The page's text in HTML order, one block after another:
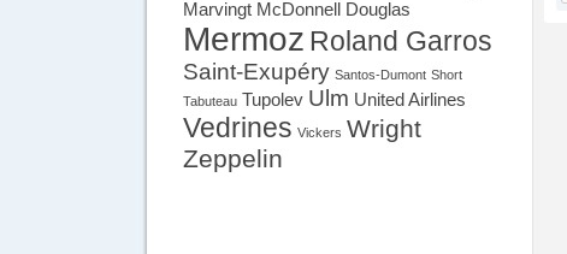
Marvingt McDonnell Douglas
Mermoz Roland Garros
Saint-Exupéry Santos-Dumont Short
Tabuteau Tupolev Ulm United Airlines
Vedrines Vickers Wright
Zeppelin